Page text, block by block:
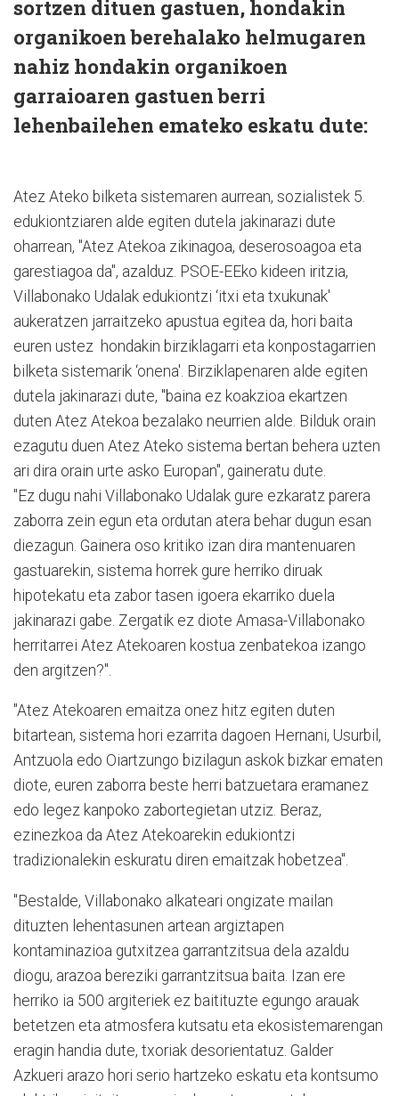
sortzen dituen gastuen, hondakin
organikoen berehalako helmugaren
nahiz hondakin organikoen
garraioaren gastuen berri
lehenbailehen emateko eskatu dute:
Atez Ateko bilketa sistemaren aurrean, sozialistek 5.
edukiontziaren alde egiten dutela jakinarazi dute
oharrean, "Atez Atekoa zikinagoa, deserosoagoa eta
garestiagoa da", azalduz. PSOE-EEko kideen iritzia,
Villabonako Udalak edukiontzi ‘itxi eta txukunak'
aukeratzen jarraitzeko apustua egitea da, hori baita
euren ustez hondakin birziklagarri eta konpostagarrien
bilketa sistemarik ‘onena'. Birziklapenaren alde egiten
dutela jakinarazi dute, "baina ez koakzioa ekartzen
duten Atez Atekoa bezalako neurrien alde. Bilduk orain
ezagutu duen Atez Ateko sistema bertan behera uzten
ari dira orain urte asko Europan", gaineratu dute.
"Ez dugu nahi Villabonako Udalak gure ezkaratz parera
zaborra zein egun eta ordutan atera behar dugun esan
diezagun. Gainera oso kritiko izan dira mantenuaren
gastuarekin, sistema horrek gure herriko diruak
hipotekatu eta zabor tasen igoera ekarriko duela
jakinarazi gabe. Zergatik ez diote Amasa-Villabonako
herritarrei Atez Atekoaren kostua zenbatekoa izango
den argitzen?".
"Atez Atekoaren emaitza onez hitz egiten duten
bitartean, sistema hori ezarrita dagoen Hernani, Usurbil,
Antzuola edo Oiartzungo bizilagun askok bizkar ematen
diote, euren zaborra beste herri batzuetara eramanez
edo legez kanpoko zabortegietan utziz. Beraz,
ezinezkoa da Atez Atekoarekin edukiontzi
tradizionalekin eskuratu diren emaitzak hobetzea".
"Bestalde, Villabonako alkateari ongizate mailan
dituzten lehentasunen artean argiztapen
kontaminazioa gutxitzea garrantzitsua dela azaldu
diogu, arazoa bereziki garrantzitsua baita. Izan ere
herriko ia 500 argiteriek ez baitituzte egungo arauak
betetzen eta atmosfera kutsatu eta ekosistemarengan
eragin handia dute, txoriak desorientatuz. Galder
Azkueri arazo hori serio hartzeko eskatu eta kontsumo